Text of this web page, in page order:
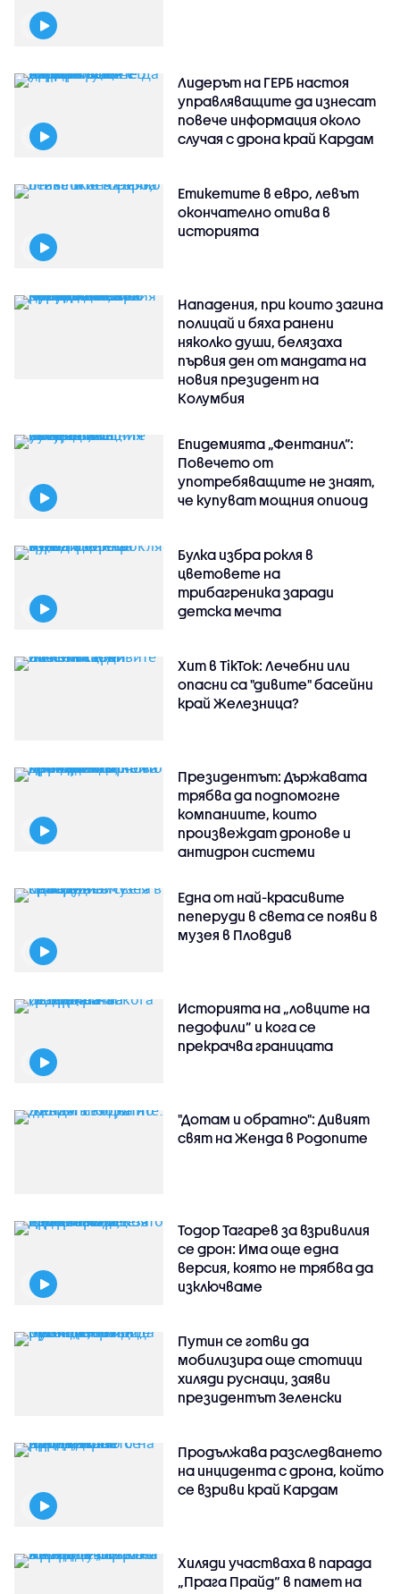
Лидерът на ГЕРБ настоя
управляващите да изнесат
повече информация около
случая с дрона край Кардам
Етикетите в евро, левът
окончателно отива в
историята
Нападения, при които загина
полицай и бяха ранени
няколко души, белязаха
първия ден от мандата на
новия президент на
Колумбия
Епидемията „Фентанил”:
Повечето от
употребяващите не знаят,
че купуват мощния опиоид
Булка избра рокля в
цветовете на
трибагреника заради
детска мечта
Хит в TikTok: Лечебни или
опасни са "дивите" басейни
край Железница?
Президентът: Държавата
трябва да подпомогне
компаниите, които
произвеждат дронове и
антидрон системи
Една от най-красивите
пеперуди в света се появи в
музея в Пловдив
Историята на „ловците на
педофили” и кога се
прекрачва границата
"Дотам и обратно": Дивият
свят на Женда в Родопите
Тодор Тагарев за взривилия
се дрон: Има още една
версия, която не трябва да
изключваме
Путин се готви да
мобилизира още стотици
хиляди руснаци, заяви
президентът Зеленски
Продължава разследването
на инцидента с дрона, който
се взриви край Кардам
Хиляди участваха в парада
„Прага Прайд“ в памет на